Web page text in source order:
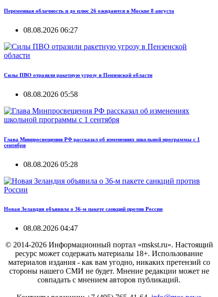
Переменная облачность и до плюс 26 ожидаются в Москве 8 августа
08.08.2026 06:27
Силы ПВО отразили ракетную угрозу в Пензенской области
08.08.2026 05:58
Глава Минпросвещения РФ рассказал об изменениях школьной программы с 1
сентября
08.08.2026 05:28
Новая Зеландия объявила о 36-м пакете санкций против России
08.08.2026 04:47
© 2014-2026 Информационный портал «mskst.ru». Настоящий
ресурс может содержать материалы 18+. Использование
материалов издания - как вам угодно, никаких претензий со
стороны нашего СМИ не будет. Мнение редакции может не
совпадать с мнением авторов публикаций.